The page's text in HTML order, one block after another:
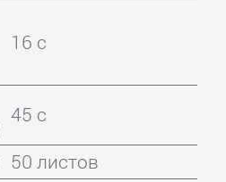
16 с
45 с
50 листов